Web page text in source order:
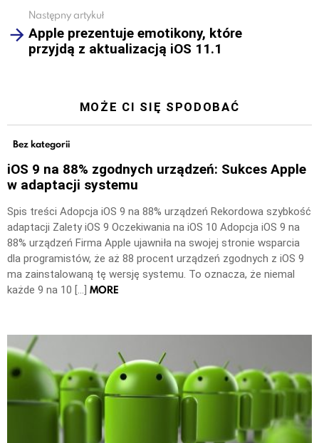
Następny artykuł
Apple prezentuje emotikony, które
przyjdą z aktualizacją iOS 11.1
MOŻE CI SIĘ SPODOBAĆ
Bez kategorii
iOS 9 na 88% zgodnych urządzeń: Sukces Apple
w adaptacji systemu
Spis treści Adopcja iOS 9 na 88% urządzeń Rekordowa szybkość
adaptacji Zalety iOS 9 Oczekiwania na iOS 10 Adopcja iOS 9 na
88% urządzeń Firma Apple ujawniła na swojej stronie wsparcia
dla programistów, że aż 88 procent urządzeń zgodnych z iOS 9
ma zainstalowaną tę wersję systemu. To oznacza, że niemal
każde 9 na 10 […] MORE